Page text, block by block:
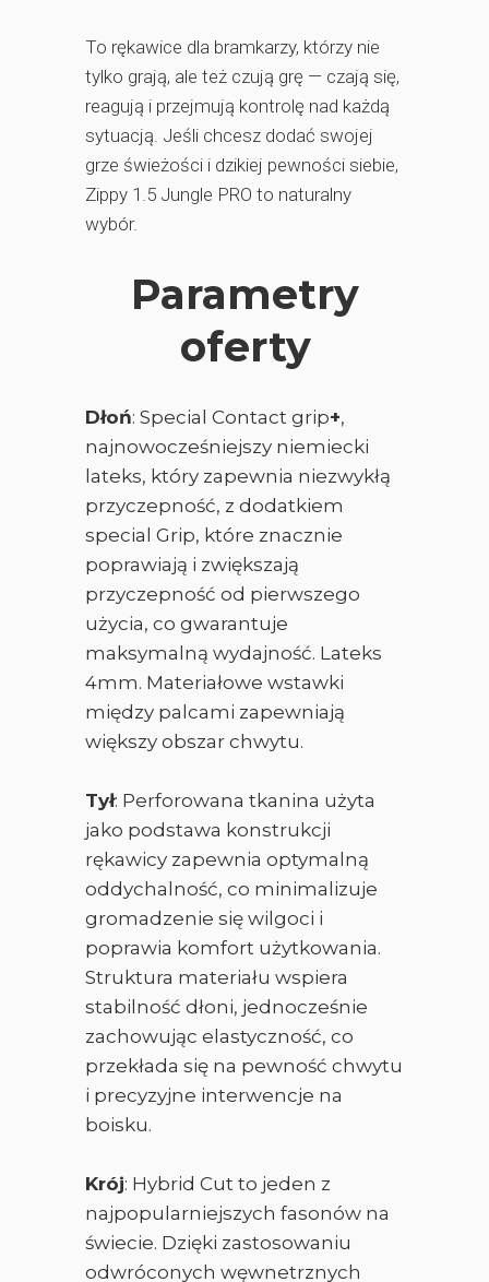
To rękawice dla bramkarzy, którzy nie
tylko grają, ale też czują grę — czają się,
reagują i przejmują kontrolę nad każdą
sytuacją. Jeśli chcesz dodać swojej
grze świeżości i dzikiej pewności siebie,
Zippy 1.5 Jungle PRO to naturalny
wybór.
Parametry
oferty
Dłoń: Special Contact grip+,
najnowocześniejszy niemiecki
lateks, który zapewnia niezwykłą
przyczepność, z dodatkiem
special Grip, które znacznie
poprawiają i zwiększają
przyczepność od pierwszego
użycia, co gwarantuje
maksymalną wydajność. Lateks
4mm. Materiałowe wstawki
między palcami zapewniają
większy obszar chwytu.
Tył: Perforowana tkanina użyta
jako podstawa konstrukcji
rękawicy zapewnia optymalną
oddychalność, co minimalizuje
gromadzenie się wilgoci i
poprawia komfort użytkowania.
Struktura materiału wspiera
stabilność dłoni, jednocześnie
zachowując elastyczność, co
przekłada się na pewność chwytu
i precyzyjne interwencje na
boisku.
Krój: Hybrid Cut to jeden z
najpopularniejszych fasonów na
świecie. Dzięki zastosowaniu
odwróconych węwnetrznych